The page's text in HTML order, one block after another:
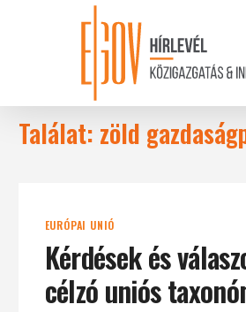
Találat: zöld
EURÓPAI UNIÓ
Kérdések és
célzó uniós